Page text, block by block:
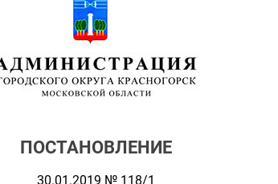
ПОСТАНОВЛЕНИЕ
30.01.2019 № 118/1